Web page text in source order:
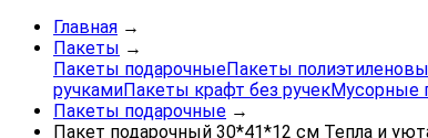
Главная →
Пакеты →
Пакеты подарочныеПакеты
ручкамиПакеты крафт без ручекМусорные
Пакеты подарочные →
Пакет подарочный 30*41*12 см Тепла и